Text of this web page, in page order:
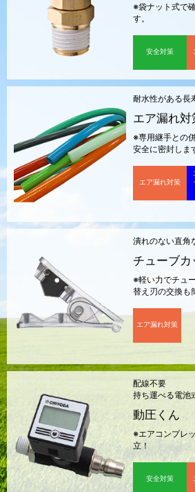
※袋ナット式で
す。
安全対策
耐水性がある長
エア漏れ対
※専用継手との
安全に密封しま
エア漏れ対策
潰れのない直角
チューブカ
※軽い力でチュ
替え刃の交換も
エア漏れ対策
配線不要
持ち運べる電池
動圧くん
※エアコンプレ
立！
安全対策